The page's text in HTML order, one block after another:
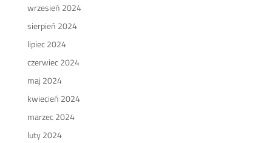
wrzesień 2024
sierpień 2024
lipiec 2024
czerwiec 2024
maj 2024
kwiecień 2024
marzec 2024
luty 2024